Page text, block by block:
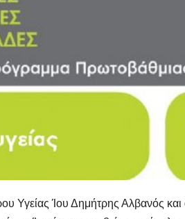
Υγείας Ίου Δημήτρης Αλβανός